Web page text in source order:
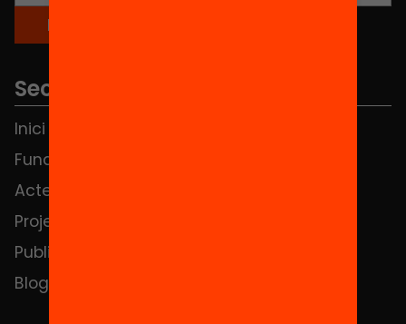
Seccions
Inici
Fundació
Actes
Projectes
Publicacions i vídeos
Blog